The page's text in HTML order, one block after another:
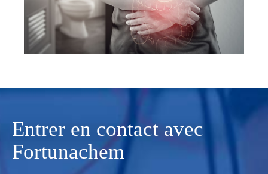
Entrer en contact avec
Fortunachem